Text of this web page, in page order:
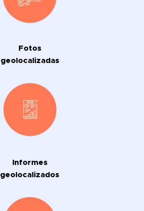
Fotos
geolocalizadas
Informes
geolocalizados